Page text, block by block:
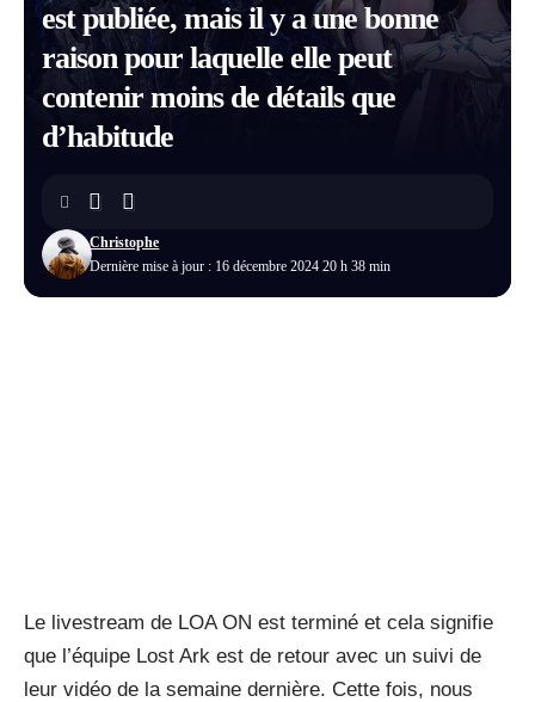
est publiée, mais il y a une bonne
raison pour laquelle elle peut
contenir moins de détails que
d’habitude
Dernière mise à jour : 16 décembre 2024 20 h 38 min
Christophe
Le livestream de LOA ON est terminé et cela signifie
que l’équipe Lost Ark est de retour avec un suivi de
leur vidéo de la semaine dernière. Cette fois, nous